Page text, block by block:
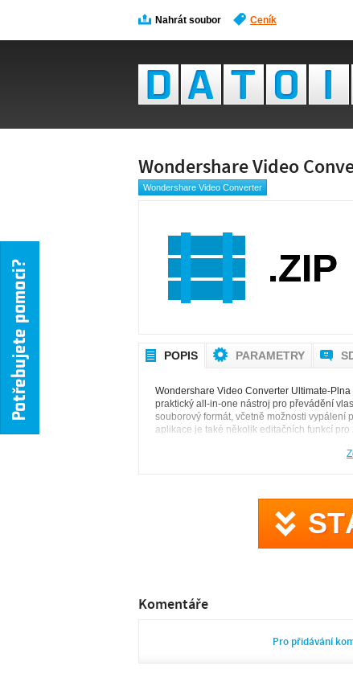
Nahrát soubor Ceník
Wondershare Video
Wondershare Video Converter
.ZIP
POPIS PARAMETRY
Wondershare Video Converter Ultimate-
praktický all-in-one nástroj pro převádění
souborový formát, včetně možnosti vypálení
aplikace je také několik editačních funkcí
Komentáře
Pro přidávání